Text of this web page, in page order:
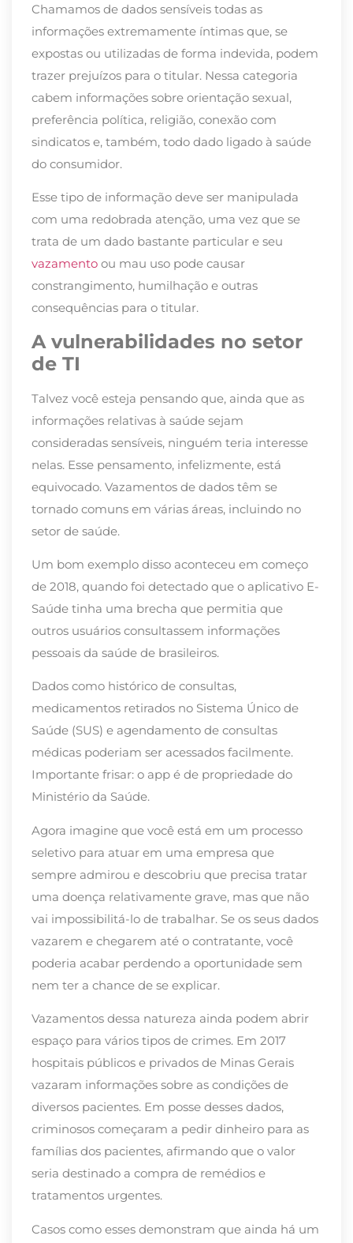
Chamamos de dados sensíveis todas as
informações extremamente íntimas que, se
expostas ou utilizadas de forma indevida, podem
trazer prejuízos para o titular. Nessa categoria
cabem informações sobre orientação sexual,
preferência política, religião, conexão com
sindicatos e, também, todo dado ligado à saúde
do consumidor.
Esse tipo de informação deve ser manipulada
com uma redobrada atenção, uma vez que se
trata de um dado bastante particular e seu
vazamento ou mau uso pode causar
constrangimento, humilhação e outras
consequências para o titular.
A vulnerabilidades no setor
de TI
Talvez você esteja pensando que, ainda que as
informações relativas à saúde sejam
consideradas sensíveis, ninguém teria interesse
nelas. Esse pensamento, infelizmente, está
equivocado. Vazamentos de dados têm se
tornado comuns em várias áreas, incluindo no
setor de saúde.
Um bom exemplo disso aconteceu em começo
de 2018, quando foi detectado que o aplicativo E-
Saúde tinha uma brecha que permitia que
outros usuários consultassem informações
pessoais da saúde de brasileiros.
Dados como histórico de consultas,
medicamentos retirados no Sistema Único de
Saúde (SUS) e agendamento de consultas
médicas poderiam ser acessados facilmente.
Importante frisar: o app é de propriedade do
Ministério da Saúde.
Agora imagine que você está em um processo
seletivo para atuar em uma empresa que
sempre admirou e descobriu que precisa tratar
uma doença relativamente grave, mas que não
vai impossibilitá-lo de trabalhar. Se os seus dados
vazarem e chegarem até o contratante, você
poderia acabar perdendo a oportunidade sem
nem ter a chance de se explicar.
Vazamentos dessa natureza ainda podem abrir
espaço para vários tipos de crimes. Em 2017
hospitais públicos e privados de Minas Gerais
vazaram informações sobre as condições de
diversos pacientes. Em posse desses dados,
criminosos começaram a pedir dinheiro para as
famílias dos pacientes, afirmando que o valor
seria destinado a compra de remédios e
tratamentos urgentes.
Casos como esses demonstram que ainda há um